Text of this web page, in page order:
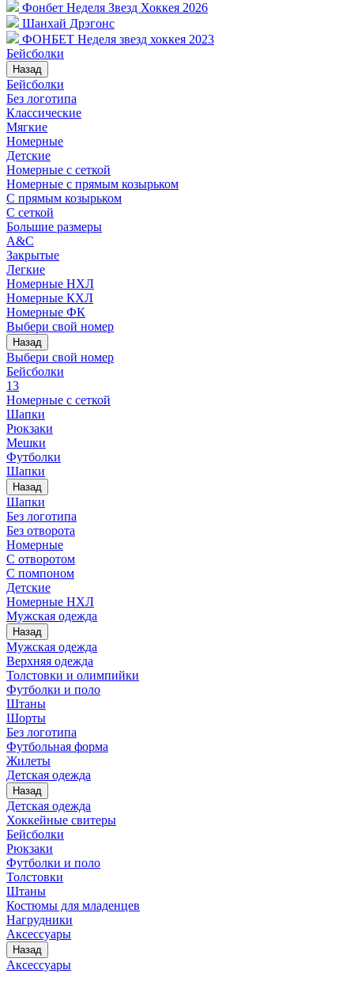
Фонбет Неделя Звезд Хоккея 2026
Шанхай Дрэгонс
ФОНБЕТ Неделя звезд хоккея 2023
Бейсболки
Назад
Бейсболки
Без логотипа
Классические
Мягкие
Номерные
Детские
Номерные с сеткой
Номерные с прямым козырьком
С прямым козырьком
С сеткой
Большие размеры
A&C
Закрытые
Легкие
Номерные НХЛ
Номерные КХЛ
Номерные ФК
Выбери свой номер
Назад
Выбери свой номер
Бейсболки
13
Номерные с сеткой
Шапки
Рюкзаки
Мешки
Футболки
Шапки
Назад
Шапки
Без логотипа
Без отворота
Номерные
С отворотом
С помпоном
Детские
Номерные НХЛ
Мужская одежда
Назад
Мужская одежда
Верхняя одежда
Толстовки и олимпийки
Футболки и поло
Штаны
Шорты
Без логотипа
Футбольная форма
Жилеты
Детская одежда
Назад
Детская одежда
Хоккейные свитеры
Бейсболки
Рюкзаки
Футболки и поло
Толстовки
Штаны
Костюмы для младенцев
Нагрудники
Аксессуары
Назад
Аксессуары